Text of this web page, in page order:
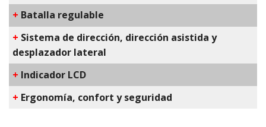
+ Batalla regulable
+ Sistema de dirección, dirección asistida y
desplazador lateral
+ ​Indicador LCD
+ E​rgonomía, confort y seguridad